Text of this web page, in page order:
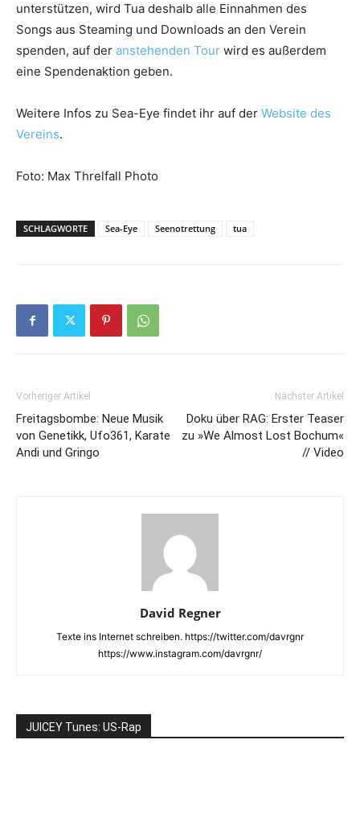
unterstützen, wird Tua deshalb alle Einnahmen des
Songs aus Steaming und Downloads an den Verein
spenden, auf der anstehenden Tour wird es außerdem
eine Spendenaktion geben.
Weitere Infos zu Sea-Eye findet ihr auf der Website des
Vereins.
Foto: Max Threlfall Photo
SCHLAGWORTE Sea-Eye Seenotrettung tua
Vorheriger Artikel
Freitagsbombe: Neue Musik
von Genetikk, Ufo361, Karate
Andi und Gringo
Nächster Artikel
Doku über RAG: Erster Teaser
zu »We Almost Lost Bochum«
// Video
David Regner
Texte ins Internet schreiben. https://twitter.com/davrgnr
https://www.instagram.com/davrgnr/
JUICEY Tunes: US-Rap